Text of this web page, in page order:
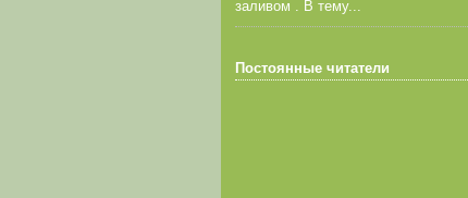
заливом . В тему...
Постоянные читатели